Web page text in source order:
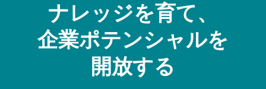
ご利用企業様の声
セキュリティ
ナレッジを育て、
企業ポテンシャルを
開放する